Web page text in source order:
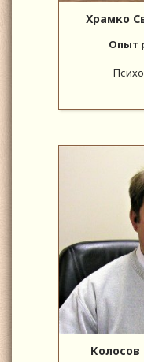
Храмко
Опыт
Колосов